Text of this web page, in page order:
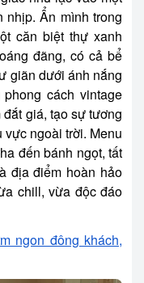
nhịp. Ẩn mình trong
căn biệt thự xanh
đãng, có cả bể
giãn dưới ánh nắng
cách vintage
giá, tạo sự tương
ngoài trời. Menu
đến bánh ngọt, tất
địa điểm hoàn hảo
chill, vừa độc đáo
ngon đông khách,